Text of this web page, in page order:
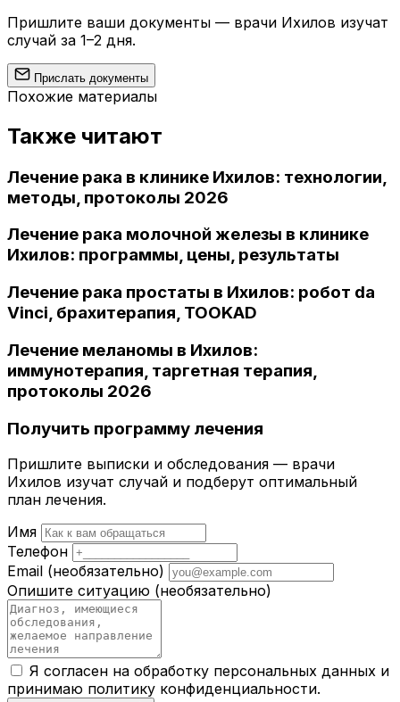
Пришлите ваши документы — врачи Ихилов изучат
случай за 1–2 дня.
Прислать документы
Похожие материалы
Также читают
Лечение рака в клинике Ихилов: технологии,
методы, протоколы 2026
Лечение рака молочной железы в клинике
Ихилов: программы, цены, результаты
Лечение рака простаты в Ихилов: робот da
Vinci, брахитерапия, TOOKAD
Лечение меланомы в Ихилов:
иммунотерапия, таргетная терапия,
протоколы 2026
Получить программу лечения
Пришлите выписки и обследования — врачи
Ихилов изучат случай и подберут оптимальный
план лечения.
Имя
Телефон
Email (необязательно)
Опишите ситуацию (необязательно)
Я согласен на обработку персональных данных и
принимаю политику конфиденциальности.